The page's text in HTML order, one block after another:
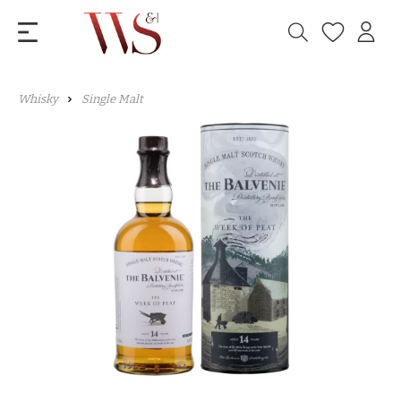
Whisky Single Malt